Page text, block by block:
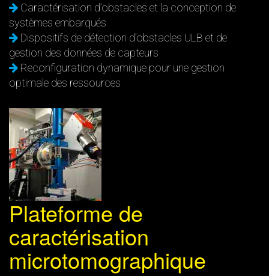
Caractérisation d’obstacles et la conception de
systèmes embarqués
Dispositifs de détection d’obstacles ULB et de
gestion des données de capteurs
Reconfiguration dynamique pour une gestion
optimale des ressources
Plateforme de
caractérisation
microtomographique